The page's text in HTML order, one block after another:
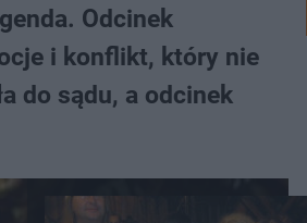
Odcinek
i konflikt, który nie
do sądu, a odcinek